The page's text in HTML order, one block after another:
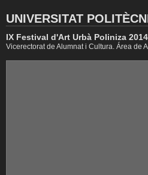
UNIVERSITAT
IX Festival d'Art Urbà Poliniza 2014
Vicerectorat de Alumnat i Cultura. Área de